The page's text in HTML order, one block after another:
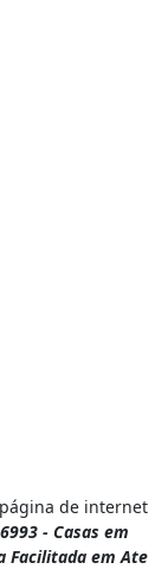
de internet
- Casas em
Facilitada em Ate